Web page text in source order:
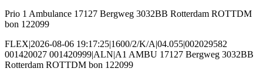
Prio 1 Ambulance 17127 Bergweg 3032BB Rotterdam ROTTDM
bon 122099
FLEX|2026-08-06 19:17:25|1600/2/K/A|04.055|002029582
001420027 001420999|ALN|A1 AMBU 17127 Bergweg 3032BB
Rotterdam ROTTDM bon 122099